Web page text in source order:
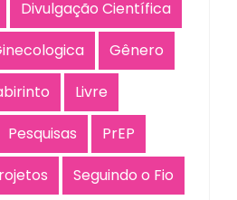
Divulgação Científica
Gênero
Livre
Pesquisas
PrEP
Seguindo o Fio